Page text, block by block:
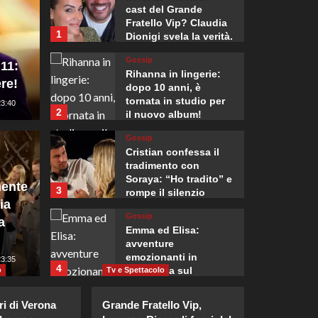
l’Italia presenta
il rigetto della
parte civile del
1
cast del Grande
Fratello Vip? Claudia
Dionigi svela la verità.
2
Gossip
Rihanna in lingerie:
dopo 10 anni, è
tornata in studio per
il nuovo album!
3
Gossip
Cristian confessa il
tradimento con
Soraya: “Ho tradito” e
rompe il silenzio
4
Gossip
Emma ed Elisa:
avventure
emozionanti in
motoslitta sul
Riccardo Guarnieri
di Verona
Tv e Spettacolo
Grande Fratello Vip,